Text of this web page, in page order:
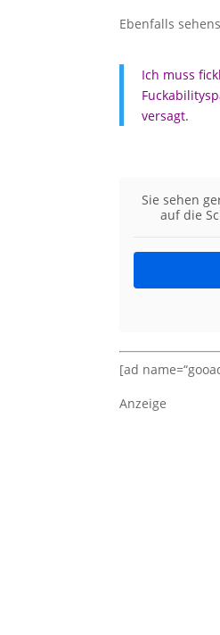
Ebenfalls
Ich muss
versagt.
Sie sehen
auf die
[ad
Anzeige